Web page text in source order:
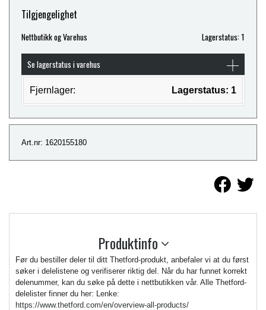
Tilgjengelighet
Nettbutikk og Varehus Lagerstatus: 1
Se lagerstatus i varehus
Fjernlager: Lagerstatus: 1
Art.nr: 1620155180
Produktinfo
Før du bestiller deler til ditt Thetford-produkt, anbefaler vi at du først
søker i delelistene og verifiserer riktig del. Når du har funnet korrekt
delenummer, kan du søke på dette i nettbutikken vår. Alle Thetford-
delelister finner du her: Lenke:
https://www.thetford.com/en/overview-all-products/